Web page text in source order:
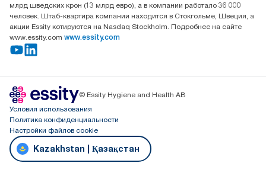
млрд шведских крон (13 млрд евро), а в компании работало 36 000
человек. Штаб-квартира компании находится в Стокгольме, Швеция, а
акции Essity котируются на Nasdaq Stockholm. Подробнее на сайте
www.essity.com www.essity.com
© Essity Hygiene and Health AB
Условия использования
Политика конфиденциальности
Настройки файлов cookie
Kazakhstan | Қазақстан